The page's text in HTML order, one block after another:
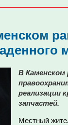
В Каменском
реализации
запчастей.
Местный